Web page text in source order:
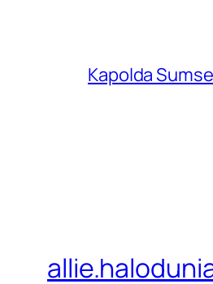
Kapolda